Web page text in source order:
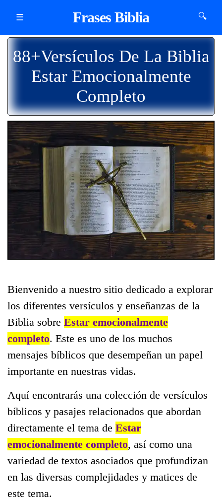
☰ Frases Biblia 🔍
88+Versículos De La Biblia
Estar Emocionalmente
Completo
Bienvenido a nuestro sitio dedicado a explorar
los diferentes versículos y enseñanzas de la
Biblia sobre Estar emocionalmente
completo. Este es uno de los muchos
mensajes bíblicos que desempeñan un papel
importante en nuestras vidas.
Aquí encontrarás una colección de versículos
bíblicos y pasajes relacionados que abordan
directamente el tema de Estar
emocionalmente completo, así como una
variedad de textos asociados que profundizan
en las diversas complejidades y matices de
este tema.